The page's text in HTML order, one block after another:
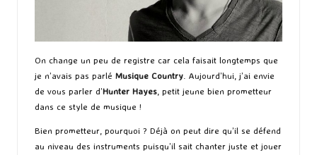
On change un peu de registre car cela faisait longtemps que
je n’avais pas parlé Musique Country. Aujourd’hui, j’ai envie
de vous parler d’Hunter Hayes, petit jeune bien prometteur
dans ce style de musique !
Bien prometteur, pourquoi ? Déjà on peut dire qu’il se défend
au niveau des instruments puisqu’il sait chanter juste et jouer